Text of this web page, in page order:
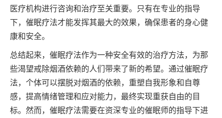
医疗机构进行咨询和治疗至关重要。只有在专业的指导
下，催眠疗法才能发挥其最大的效果，确保患者的身心健
康和安全。
总结起来，催眠疗法作为一种安全有效的治疗方法，为那
些渴望戒除烟酒依赖的人们带来了新的希望。通过催眠疗
法，个体可以摆脱对烟酒的依赖，重塑自我形象和自尊
感，提高情绪管理和应对能力，最终实现重获自由的目
标。然而，催眠疗法需要在资深专业的催眠师的指导下进